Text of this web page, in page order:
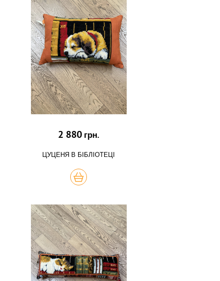
2 880 грн.
ЦУЦЕНЯ В БІБЛІОТЕЦІ
КУПИТЬ